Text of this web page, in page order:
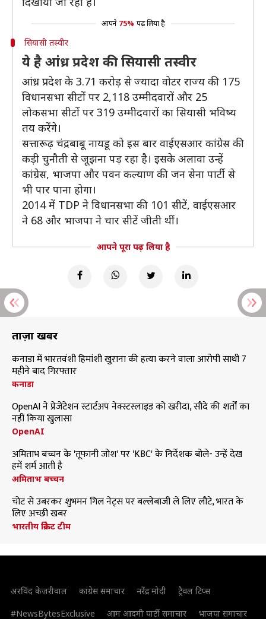
आपने 75% पढ़ लिया है
सियासी तस्वीर
ये है आंध्र प्रदेश की सियासी तस्वीर
आंध्र प्रदेश के 3.71 करोड़ से ज्यादा वोटर राज्य की 175
विधानसभा सीटों पर 2,118 उम्मीदवारों और 25
लोकसभा सीटों पर 319 उम्मीदवारों का सियासी भविष्य
तय करेंगे।
सत्तारूढ़ चंद्रबाबू नायडू को इस बार वाईएसआर कांग्रेस की
कड़ी चुनौती से जूझना पड़ रहा है। इसके अलावा उन्हें
कांग्रेस, भाजपा और पवन कल्याण की जन सेना पार्टी से
भी पार पाना होगा।
2014 में TDP ने विधानसभा की 101 सीटें, वाईएसआर
ने 68 और भाजपा ने चार सीटें जीती थीं।
आपने पूरा पढ़ लिया है
ताज़ा खबरें
कनाडा में भारतवंशी हिमांशी खुराना की हत्या करने वाला आरोपी साथी 7
महीने बाद गिरफ्तार
कनाडा
OpenAI ने प्रेजेंटेशन स्टार्टअप नेक्स्टस्लाइड को खरीदा, सौदे की शर्तों का
नहीं किया खुलासा
OpenAI
अमिताभ बच्चन के 'तूफानी जोश' पर 'KBC' के निर्देशक बोले- उन्हें देख
हमें शर्म आती है
अमिताभ बच्चन
चोट से उबरकर शुभमन गिल नेट्स पर बल्लेबाजी ले लिए लौटे, भारत के
लिए अच्छी खबर
भारतीय क्रिकेट टीम
अरविंद केजरीवाल कांग्रेस समाचार नरेंद्र मोदी
ट्रैवल टिप्स
#NewsBytesExclusive
आम आदमी पार्टी समाचार भाजपा समाचार